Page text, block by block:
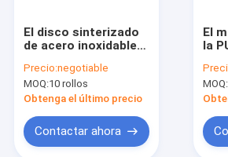
El disco sinterizado
de acero inoxidable
la filtración de 10
micrones filtro
material
Precio:negotiable
MOQ:10 rollos
Obtenga el último precio
Contactar ahora
El
la
Air
MOQ: